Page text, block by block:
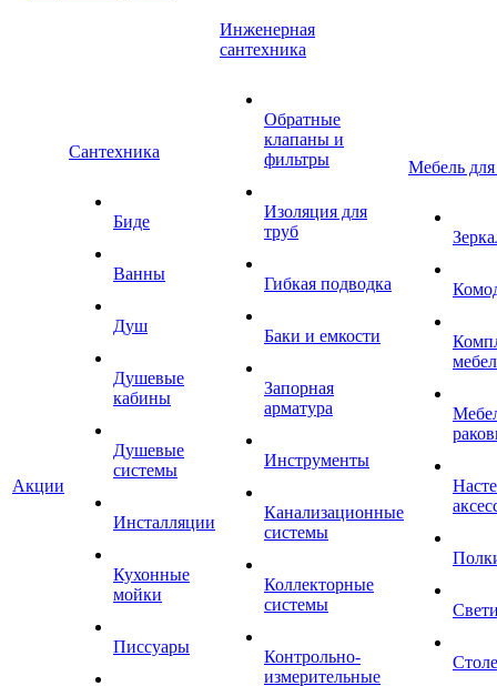
Акции
Сантехника
Биде
Ванны
Душ
Душевые
кабины
Душевые
системы
Инсталляции
Кухонные
мойки
Писсуары
Инженерная
сантехника
Обратные
клапаны и
фильтры
Изоляция для
труб
Гибкая подводка
Баки и емкости
Запорная
арматура
Инструменты
Канализационные
системы
Коллекторные
системы
Контрольно-
измерительные
Мебель